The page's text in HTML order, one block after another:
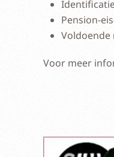
Pension-
Voor meer